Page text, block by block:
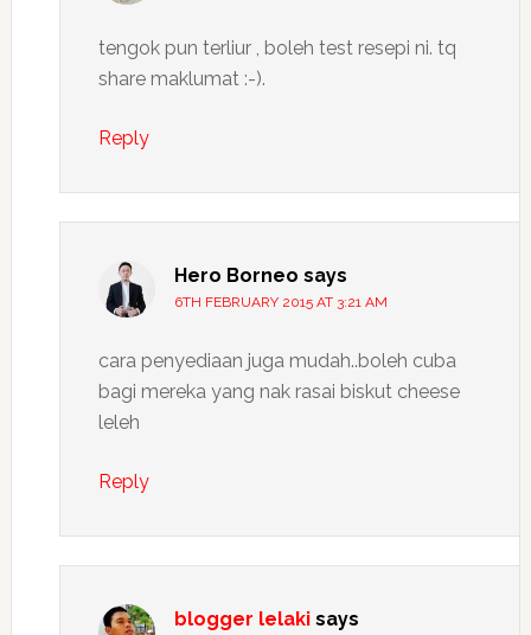
tengok pun terliur , boleh test resepi ni. tq
share maklumat :-).
Reply
Hero Borneo says
6TH FEBRUARY 2015 AT 3:21 AM
cara penyediaan juga mudah..boleh cuba
bagi mereka yang nak rasai biskut cheese
leleh
Reply
blogger lelaki says